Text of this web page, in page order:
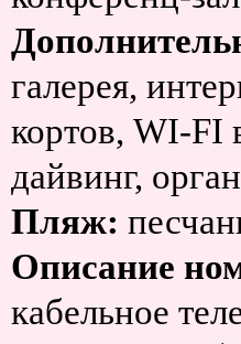
галерея,
кортов, WI-FI
дайвинг,
Пляж:
Описание
кабельное